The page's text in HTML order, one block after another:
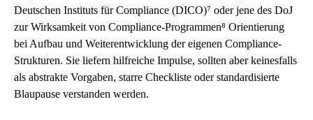
Deutschen Instituts für Compliance (DICO)⁷ oder jene des DoJ
zur Wirksamkeit von Compliance-Programmen⁸ Orientierung
bei Aufbau und Weiterentwicklung der eigenen Compliance-
Strukturen. Sie liefern hilfreiche Impulse, sollten aber keinesfalls
als abstrakte Vorgaben, starre Checkliste oder standardisierte
Blaupause verstanden werden.